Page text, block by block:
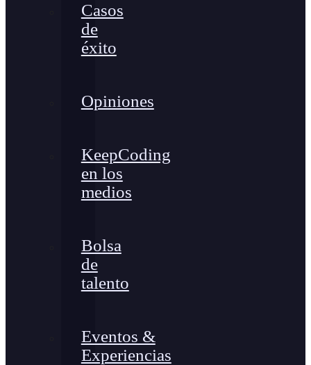
Casos
de
éxito
Opiniones
KeepCoding
en los
medios
Bolsa
de
talento
Eventos &
Experiencias